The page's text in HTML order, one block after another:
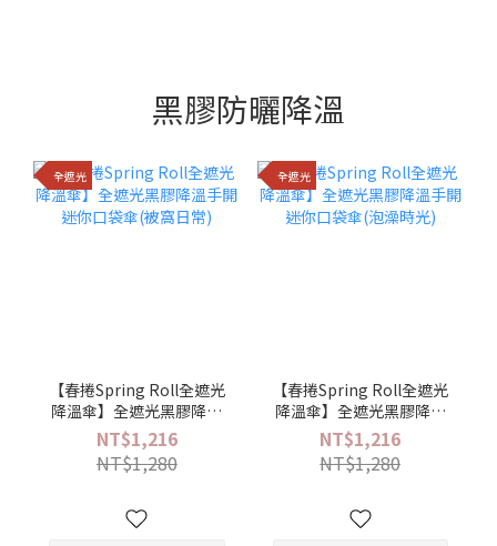
黑膠防曬降溫
全遮光
【春捲Spring Roll全遮光
降溫傘】全遮光黑膠降溫
手開迷你口袋傘(被窩日常)
NT$1,216
NT$1,280
全遮光
【春捲Spring Roll全遮光
降溫傘】全遮光黑膠降溫
手開迷你口袋傘(泡澡時光)
NT$1,216
NT$1,280